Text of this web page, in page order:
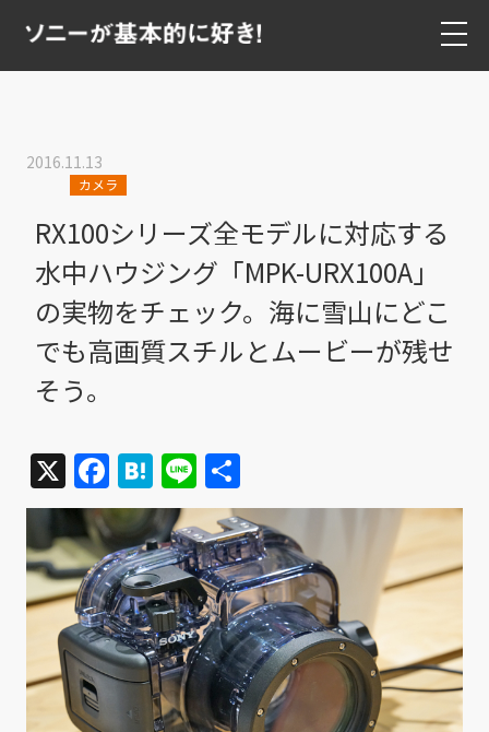
2016.11.13
カメラ
RX100シリーズ全モデルに対応する
水中ハウジング「MPK-URX100A」
の実物をチェック。海に雪山にどこ
でも高画質スチルとムービーが残せ
そう。
X Facebook
Hatena
Line
有